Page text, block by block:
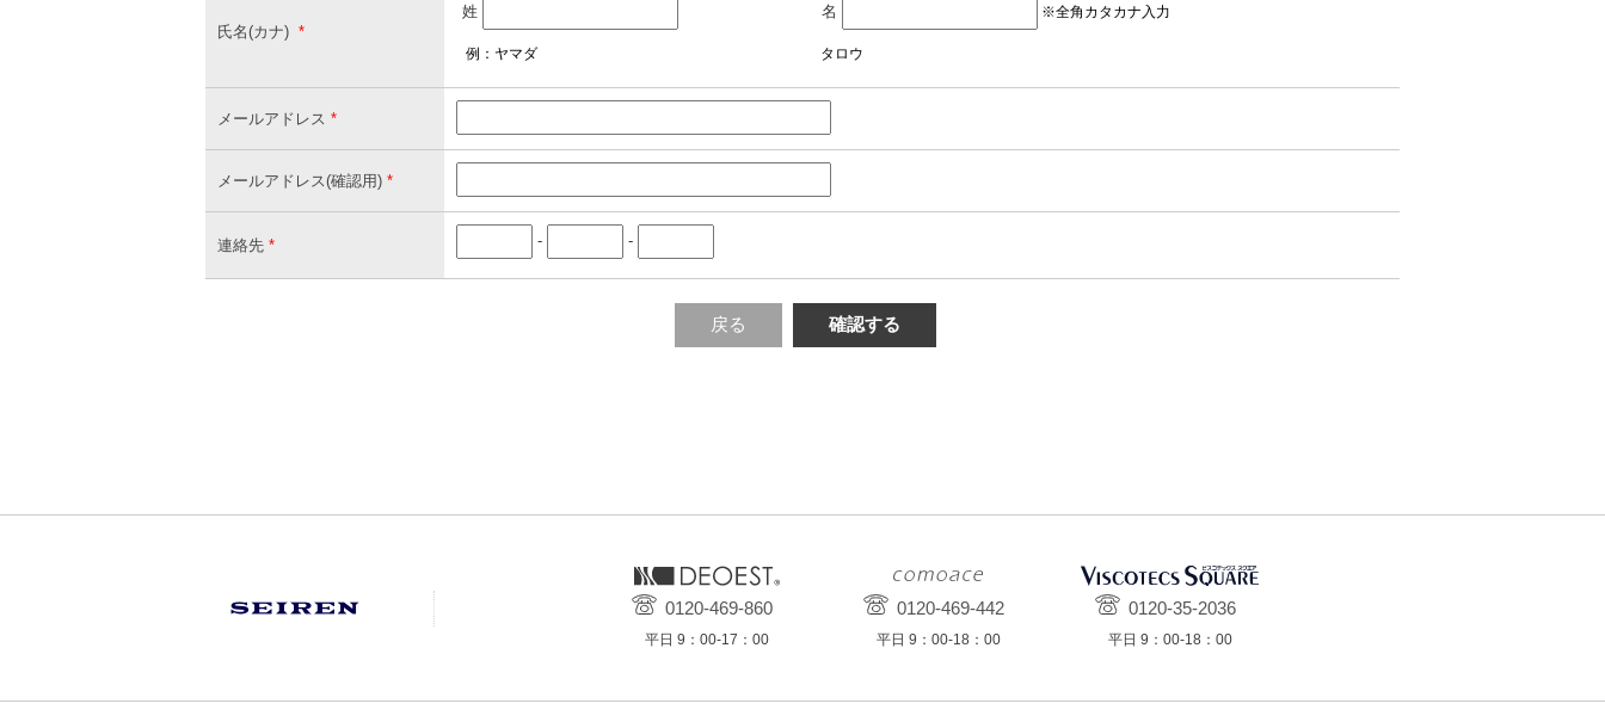
氏名(カナ) *
姓 名 ※全角カタカナ入力
例：ヤマダ タロウ
メールアドレス *
メールアドレス(確認用) *
連絡先 * - -
戻る 確認する
0120-469-860
平日 9：00-17：00
0120-469-442
平日 9：00-18：00
0120-35-2036
平日 9：00-18：00